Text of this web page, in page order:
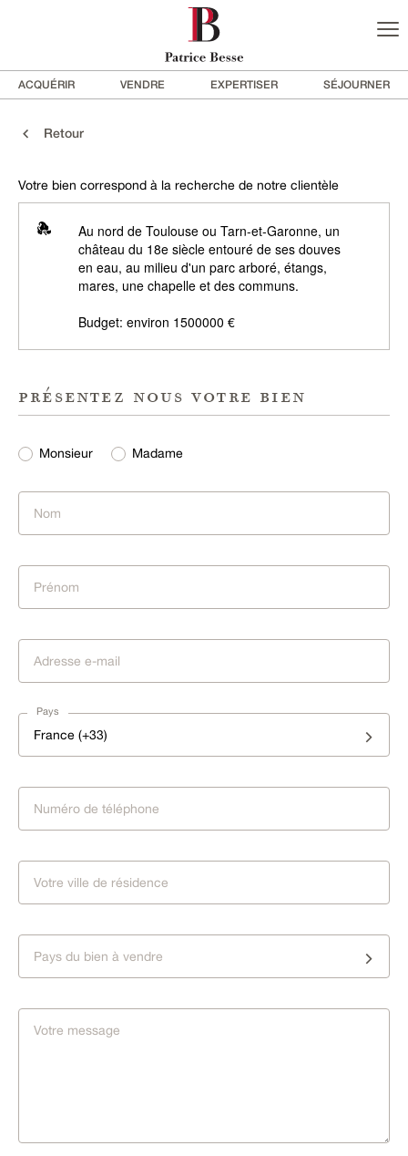
ACQUÉRIR VENDRE EXPERTISER SÉJOURNER
Retour
Votre bien correspond à la recherche de notre clientèle
Au nord de Toulouse ou Tarn-et-Garonne, un
château du 18e siècle entouré de ses douves
en eau, au milieu d'un parc arboré, étangs,
mares, une chapelle et des communs.
Budget: environ 1500000 €
présentez nous votre bien
Monsieur Madame
Pays
France (+33)
Pays du bien à vendre